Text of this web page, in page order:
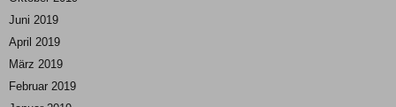
Juni 2019
April 2019
März 2019
Februar 2019